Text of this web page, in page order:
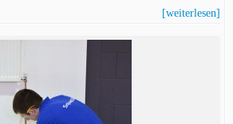
[weiterlesen]